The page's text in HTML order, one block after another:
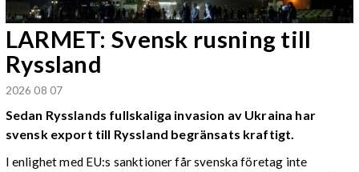
LARMET: Svensk rusning till
Ryssland
2026 08 07
Sedan Rysslands fullskaliga invasion av Ukraina har
svensk export till Ryssland begränsats kraftigt.
I enlighet med EU:s sanktioner får svenska företag inte